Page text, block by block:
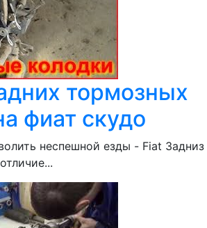
тормозных
фиат скудо
неспешной езды - Fiat Задниз